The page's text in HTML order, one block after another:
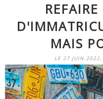
MAIS
LE 27 JUIN 2022,